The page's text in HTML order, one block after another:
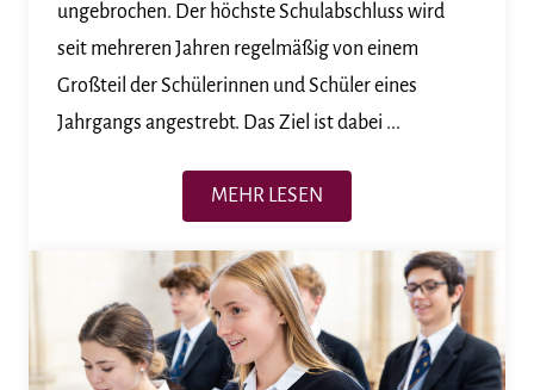
ungebrochen. Der höchste Schulabschluss wird
seit mehreren Jahren regelmäßig von einem
Großteil der Schülerinnen und Schüler eines
Jahrgangs angestrebt. Das Ziel ist dabei ...
MEHR LESEN